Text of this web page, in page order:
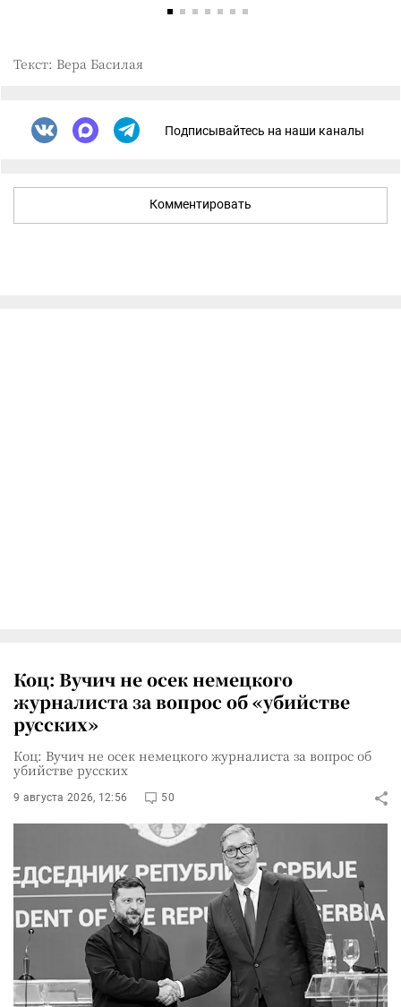
Текст: Вера Басилая
Подписывайтесь на наши каналы
Комментировать
Коц: Вучич не осек немецкого
журналиста за вопрос об «убийстве
русских»
Коц: Вучич не осек немецкого журналиста за вопрос об
убийстве русских
9 августа 2026, 12:56 50